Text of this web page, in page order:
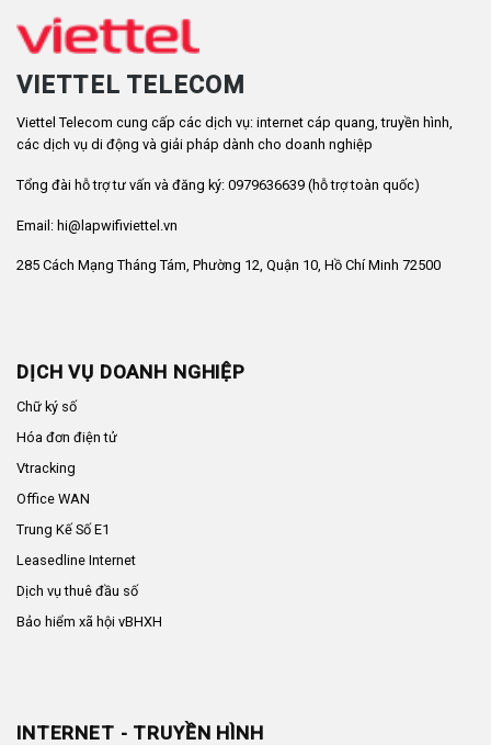
VIETTEL TELECOM
Viettel Telecom cung cấp các dịch vụ: internet cáp quang, truyền hình,
các dịch vụ di động và giải pháp dành cho doanh nghiệp
Tổng đài hỗ trợ tư vấn và đăng ký: 0979636639 (hỗ trợ toàn quốc)
Email: hi@lapwifiviettel.vn
285 Cách Mạng Tháng Tám, Phường 12, Quận 10, Hồ Chí Minh 72500
DỊCH VỤ DOANH NGHIỆP
Chữ ký số
Hóa đơn điện tử
Vtracking
Office WAN
Trung Kế Số E1
Leasedline Internet
Dịch vụ thuê đầu số
Bảo hiểm xã hội vBHXH
INTERNET - TRUYỀN HÌNH